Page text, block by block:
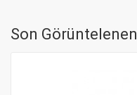
Son Görüntelenen